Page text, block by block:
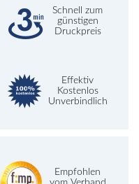
Schnell zum
günstigen
Druckpreis
Effektiv
Kostenlos
Unverbindlich
Empfohlen
vom Verband